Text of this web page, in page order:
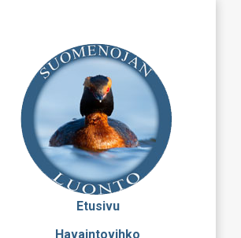
Etusivu
Havaintovihko